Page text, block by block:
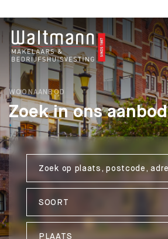
WOONAANBOD
Zoek in ons aanbod